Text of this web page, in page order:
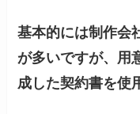
基本的には制作会
が多いですが、用
成した契約書を使